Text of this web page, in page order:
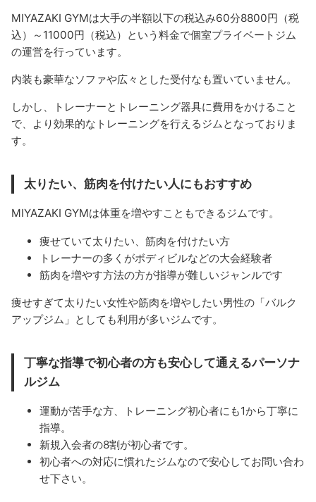
MIYAZAKI GYMは大手の半額以下の税込み60分8800円（税
込）～11000円（税込）という料金で個室プライベートジム
の運営を行っています。
内装も豪華なソファや広々とした受付なも置いていません。
しかし、トレーナーとトレーニング器具に費用をかけること
で、より効果的なトレーニングを行えるジムとなっておりま
す。
太りたい、筋肉を付けたい人にもおすすめ
MIYAZAKI GYMは体重を増やすこともできるジムです。
痩せていて太りたい、筋肉を付けたい方
トレーナーの多くがボディビルなどの大会経験者
筋肉を増やす方法の方が指導が難しいジャンルです
痩せすぎて太りたい女性や筋肉を増やしたい男性の「バルク
アップジム」としても利用が多いジムです。
丁寧な指導で初心者の方も安心して通えるパーソナ
ルジム
運動が苦手な方、トレーニング初心者にも1から丁寧に
指導。
新規入会者の8割が初心者です。
初心者への対応に慣れたジムなので安心してお問い合わ
せ下さい。